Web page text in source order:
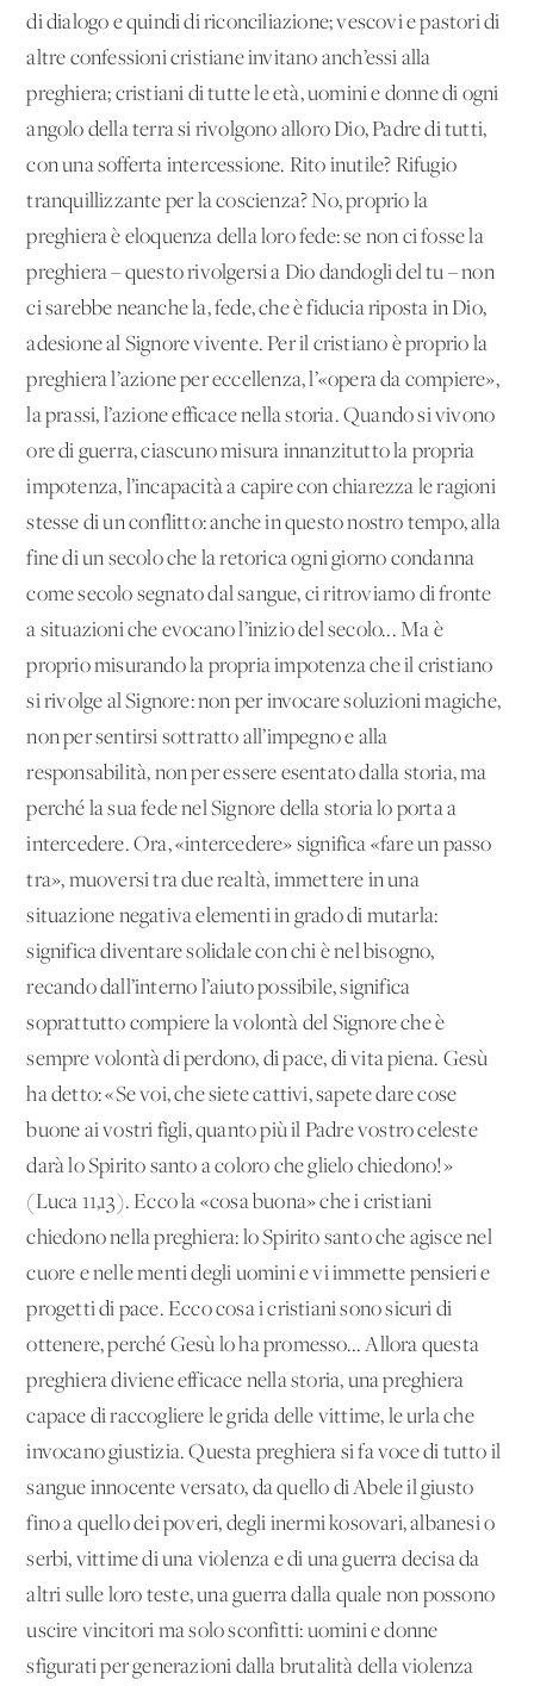
di dialogo e quindi di riconciliazione; vescovi e pastori di
altre confessioni cristiane invitano anch’essi alla
preghiera; cristiani di tutte le età, uomini e donne di ogni
angolo della terra si rivolgono alloro Dio, Padre di tutti,
con una sofferta intercessione. Rito inutile? Rifugio
tranquillizzante per la coscienza? No, proprio la
preghiera è eloquenza della loro fede: se non ci fosse la
preghiera – questo rivolgersi a Dio dandogli del tu – non
ci sarebbe neanche la, fede, che è fiducia riposta in Dio,
adesione al Signore vivente. Per il cristiano è proprio la
preghiera l’azione per eccellenza, l’«opera da compiere»,
la prassi, l’azione efficace nella storia. Quando si vivono
ore di guerra, ciascuno misura innanzitutto la propria
impotenza, l’incapacità a capire con chiarezza le ragioni
stesse di un conflitto: anche in questo nostro tempo, alla
fine di un secolo che la retorica ogni giorno condanna
come secolo segnato dal sangue, ci ritroviamo di fronte
a situazioni che evocano l’inizio del secolo... Ma è
proprio misurando la propria impotenza che il cristiano
si rivolge al Signore: non per invocare soluzioni magiche,
non per sentirsi sottratto all’impegno e alla
responsabilità, non per essere esentato dalla storia, ma
perché la sua fede nel Signore della storia lo porta a
intercedere. Ora, «intercedere» significa «fare un passo
tra», muoversi tra due realtà, immettere in una
situazione negativa elementi in grado di mutarla:
significa diventare solidale con chi è nel bisogno,
recando dall’interno l’aiuto possibile, significa
soprattutto compiere la volontà del Signore che è
sempre volontà di perdono, di pace, di vita piena. Gesù
ha detto: «Se voi, che siete cattivi, sapete dare cose
buone ai vostri figli, quanto più il Padre vostro celeste
darà lo Spirito santo a coloro che glielo chiedono!»
(Luca 11,13). Ecco la «cosa buona» che i cristiani
chiedono nella preghiera: lo Spirito santo che agisce nel
cuore e nelle menti degli uomini e vi immette pensieri e
progetti di pace. Ecco cosa i cristiani sono sicuri di
ottenere, perché Gesù lo ha promesso... Allora questa
preghiera diviene efficace nella storia, una preghiera
capace di raccogliere le grida delle vittime, le urla che
invocano giustizia. Questa preghiera si fa voce di tutto il
sangue innocente versato, da quello di Abele il giusto
fino a quello dei poveri, degli inermi kosovari, albanesi o
serbi, vittime di una violenza e di una guerra decisa da
altri sulle loro teste, una guerra dalla quale non possono
uscire vincitori ma solo sconfitti: uomini e donne
sfigurati per generazioni dalla brutalità della violenza